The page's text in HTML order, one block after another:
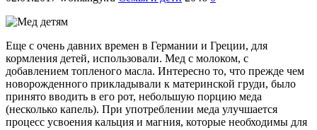
Еще с очень давних времен в Германии и Греции, для
кормления детей, использовали. Мед с молоком, с
добавлением топленого масла. Интересно то, что прежде чем
новорожденного прикладывали к материнской груди, было
принято вводить в его рот, небольшую порцию меда
(несколько капель). При употреблении меда улучшается
процесс усвоения кальция и магния, которые необходимы для